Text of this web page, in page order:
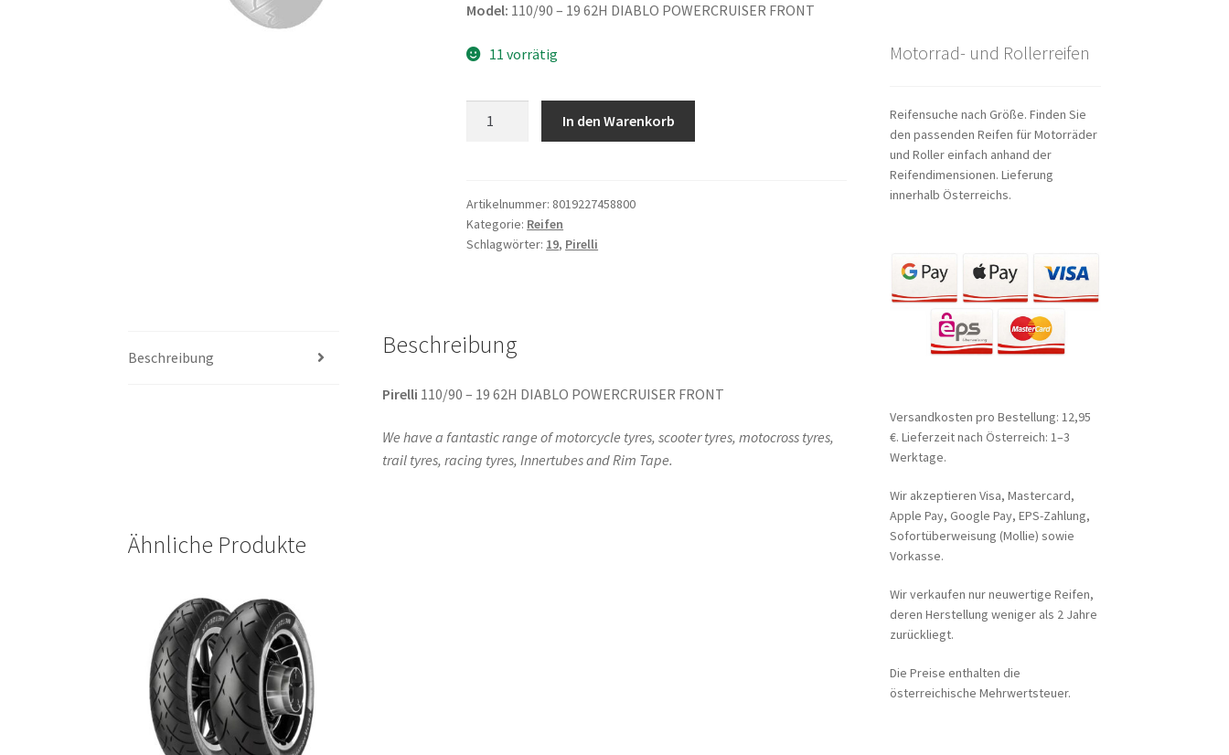
Model: 110/90 – 19 62H DIABLO POWERCRUISER FRONT
11 vorrätig
62H
DIABLO
POWERCRUISER
In den Warenkorb
Artikelnummer: 8019227458800
Kategorie: Reifen
Schlagwörter: 19, Pirelli
Beschreibung Beschreibung
Pirelli 110/90 – 19 62H DIABLO POWERCRUISER FRONT
We have a fantastic range of motorcycle tyres, scooter tyres, motocross tyres,
trail tyres, racing tyres, Innertubes and Rim Tape.
Ähnliche Produkte
Motorrad- und Rollerreifen
Reifensuche nach Größe. Finden Sie
den passenden Reifen für Motorräder
und Roller einfach anhand der
Reifendimensionen. Lieferung
innerhalb Österreichs.
Versandkosten pro Bestellung: 12,95
€. Lieferzeit nach Österreich: 1–3
Werktage.
Wir akzeptieren Visa, Mastercard,
Apple Pay, Google Pay, EPS-Zahlung,
Sofortüberweisung (Mollie) sowie
Vorkasse.
Wir verkaufen nur neuwertige Reifen,
deren Herstellung weniger als 2 Jahre
zurückliegt.
Die Preise enthalten die
österreichische Mehrwertsteuer.